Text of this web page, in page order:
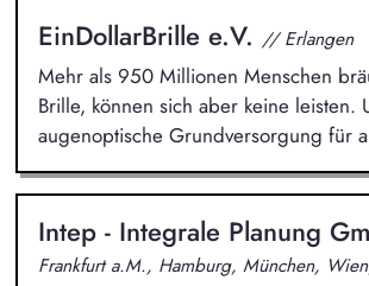
EinDollarBrille e.V. // Erlangen
Mehr als 950 Millionen Menschen
Brille, können sich aber keine leisten.
augenoptische Grundversorgung für
Intep - Integrale Planung
Frankfurt a.M., Hamburg, München,